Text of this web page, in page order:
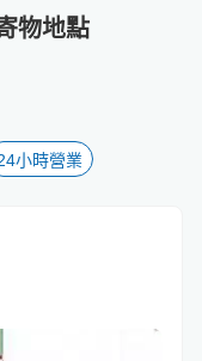
物地點
小時營業